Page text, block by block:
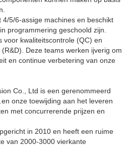
5/6-assige machines en beschikt
programmering geschoold zijn.
voor kwaliteitscontrole (QC) en
Deze teams werken ijverig om
en continue verbetering van onze
Co., Ltd is een gerenommeerd
onze toewijding aan het leveren
met concurrerende prijzen en
in 2010 en heeft een ruime
van 2000-3000 vierkante